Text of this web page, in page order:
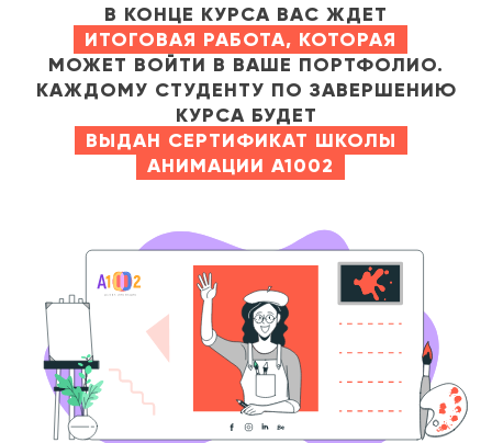
В КОНЦЕ КУРСА ВАС ЖДЕТ
ИТОГОВАЯ РАБОТА, КОТОРАЯ
МОЖЕТ ВОЙТИ В ВАШЕ ПОРТФОЛИО.
КАЖДОМУ СТУДЕНТУ ПО ЗАВЕРШЕНИЮ
КУРСА БУДЕТ
ВЫДАН СЕРТИФИКАТ ШКОЛЫ
АНИМАЦИИ А1002